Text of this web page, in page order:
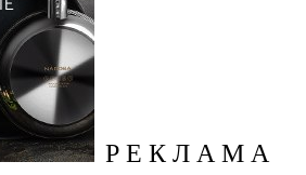
Р Е К Л А М А